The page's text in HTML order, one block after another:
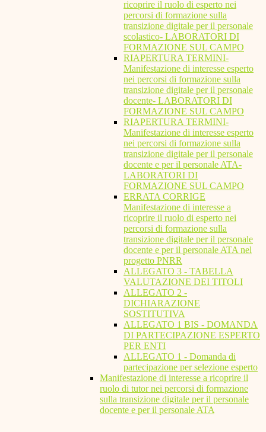
ricoprire il ruolo di esperto nei
percorsi di formazione sulla
transizione digitale per il personale
scolastico- LABORATORI DI
FORMAZIONE SUL CAMPO
RIAPERTURA TERMINI-
Manifestazione di interesse esperto
nei percorsi di formazione sulla
transizione digitale per il personale
docente- LABORATORI DI
FORMAZIONE SUL CAMPO
RIAPERTURA TERMINI-
Manifestazione di interesse esperto
nei percorsi di formazione sulla
transizione digitale per il personale
docente e per il personale ATA-
LABORATORI DI
FORMAZIONE SUL CAMPO
ERRATA CORRIGE
Manifestazione di interesse a
ricoprire il ruolo di esperto nei
percorsi di formazione sulla
transizione digitale per il personale
docente e per il personale ATA nel
progetto PNRR
ALLEGATO 3 - TABELLA
VALUTAZIONE DEI TITOLI
ALLEGATO 2 -
DICHIARAZIONE
SOSTITUTIVA
ALLEGATO 1 BIS - DOMANDA
DI PARTECIPAZIONE ESPERTO
PER ENTI
ALLEGATO 1 - Domanda di
partecipazione per selezione esperto
Manifestazione di interesse a ricoprire il
ruolo di tutor nei percorsi di formazione
sulla transizione digitale per il personale
docente e per il personale ATA